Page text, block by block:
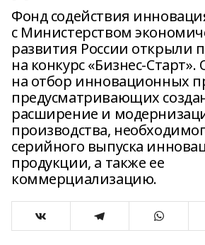
Фонд содействия
с Министерством
развития России открыли
на конкурс «Бизнес-
на отбор инновационных
предусматривающих
расширение и
производства,
серийного выпуска
продукции, а также ее
коммерциализацию.